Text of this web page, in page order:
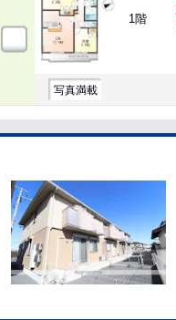
1階
写真満載